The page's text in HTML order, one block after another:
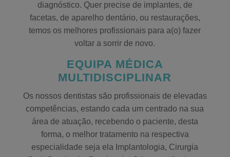
diagnóstico. Quer precise de implantes, de
facetas, de aparelho dentário, ou restaurações,
temos os melhores profissionais para a(o) fazer
voltar a sorrir de novo.
EQUIPA MÉDICA
MULTIDISCIPLINAR
Os nossos dentistas são profissionais de elevadas
competências, estando cada um centrado na sua
área de atuação, recebendo o paciente, desta
forma, o melhor tratamento na respectiva
especialidade seja ela Implantologia, Cirurgia